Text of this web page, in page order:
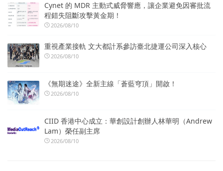
Cynet 的 MDR 主動式威脅響應，讓企業避免因審批流
程錯失阻斷攻擊黃金期！
2026/08/10
重視產業接軌 文大都計系參訪臺北捷運公司深入核心
2026/08/10
《無期迷途》全新主線「蒼藍穹頂」開啟！
2026/08/10
CIID 香港中心成立：華創設計創辦人林華明（Andrew
Lam）榮任副主席
2026/08/10